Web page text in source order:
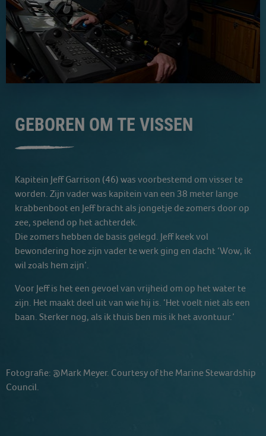
GEBOREN OM TE VISSEN
Kapitein Jeff Garrison (46) was voorbestemd om visser te
worden. Zijn vader was kapitein van een 38 meter lange
krabbenboot en Jeff bracht als jongetje de zomers door op
zee, spelend op het achterdek.
Die zomers hebben de basis gelegd. Jeff keek vol
bewondering hoe zijn vader te werk ging en dacht ‘Wow, ik
wil zoals hem zijn’.
Voor Jeff is het een gevoel van vrijheid om op het water te
zijn. Het maakt deel uit van wie hij is. ‘Het voelt niet als een
baan. Sterker nog, als ik thuis ben mis ik het avontuur.’
Fotografie: @Mark Meyer. Courtesy of the Marine Stewardship
Council.